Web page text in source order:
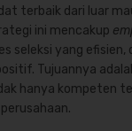
terbaik dari luar
ini mencakup
seleksi yang efisien,
Tujuannya
hanya kompeten